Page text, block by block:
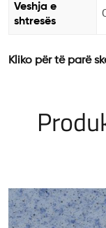
Veshja e
shtresës
Kliko për të parë